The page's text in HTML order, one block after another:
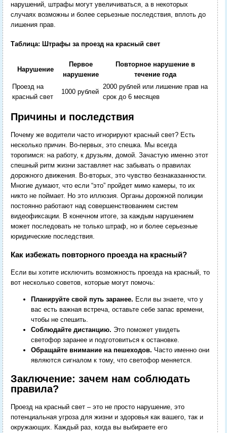
нарушений, штрафы могут увеличиваться, а в некоторых
случаях возможны и более серьезные последствия, вплоть до
лишения прав.
Таблица: Штрафы за проезд на красный свет
Нарушение
Первое
нарушение
Повторное нарушение в
течение года
Проезд на
красный свет
1000 рублей
2000 рублей или лишение прав на
срок до 6 месяцев
Причины и последствия
Почему же водители часто игнорируют красный свет? Есть
несколько причин. Во-первых, это спешка. Мы всегда
торопимся: на работу, к друзьям, домой. Зачастую именно этот
спешный ритм жизни заставляет нас забывать о правилах
дорожного движения. Во-вторых, это чувство безнаказанности.
Многие думают, что если “это” пройдет мимо камеры, то их
никто не поймает. Но это иллюзия. Органы дорожной полиции
постоянно работают над совершенствованием систем
видеофиксации. В конечном итоге, за каждым нарушением
может последовать не только штраф, но и более серьезные
юридические последствия.
Как избежать повторного проезда на красный?
Если вы хотите исключить возможность проезда на красный, то
вот несколько советов, которые могут помочь:
Планируйте свой путь заранее. Если вы знаете, что у
вас есть важная встреча, оставьте себе запас времени,
чтобы не спешить.
Соблюдайте дистанцию. Это поможет увидеть
светофор заранее и подготовиться к остановке.
Обращайте внимание на пешеходов. Часто именно они
являются сигналом к тому, что светофор меняется.
Заключение: зачем нам соблюдать
правила?
Проезд на красный свет – это не просто нарушение, это
потенциальная угроза для жизни и здоровья как вашего, так и
окружающих. Каждый раз, когда вы выбираете его